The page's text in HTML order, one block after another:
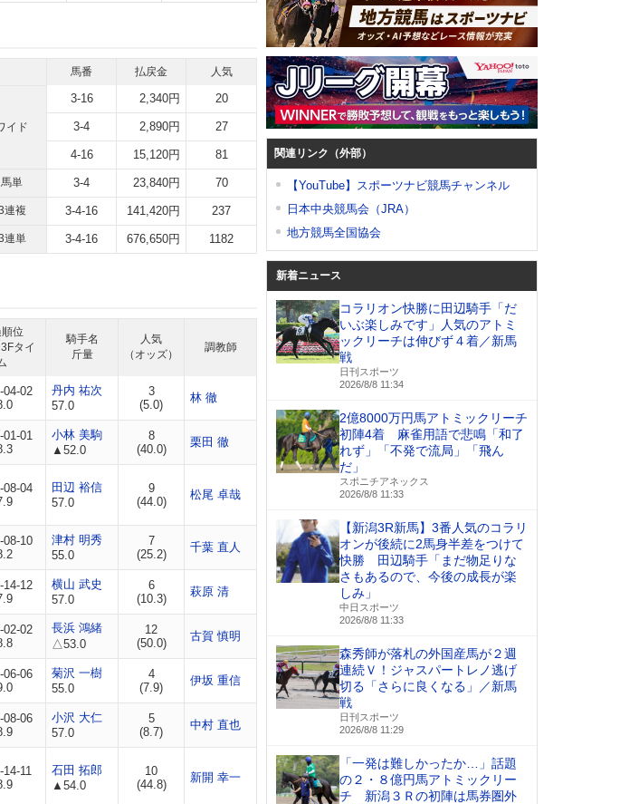
馬番 払戻金 人気
イド
3-16 2,340円 20
3-4 2,890円 27
4-16 15,120円 81
馬単 3-4 23,840円 70
連複 3-4-16 141,420円 237
連単 3-4-16 676,650円 1182
位
タイ
騎手名
斤量
人気
（オッズ）
調教師
04-02
丹内 祐次
57.0
3
(5.0)
林 徹
01-01
小林 美駒
▲52.0
8
(40.0)
栗田 徹
08-04
田辺 裕信
57.0
9
(44.0)
松尾 卓哉
08-10
津村 明秀
55.0
7
(25.2)
千葉 直人
14-12
横山 武史
57.0
6
(10.3)
萩原 清
02-02
長浜 鴻緒
△53.0
12
(50.0)
古賀 慎明
06-06
菊沢 一樹
55.0
4
(7.9)
伊坂 重信
08-06
小沢 大仁
57.0
5
(8.7)
中村 直也
14-11
石田 拓郎
▲54.0
10
(44.8)
新開 幸一
関連リンク（外部）
【YouTube】スポーツナビ競馬チャンネル
日本中央競馬会（JRA）
地方競馬全国協会
新着ニュース
コラリオン快勝に田辺騎手「だ
いぶ楽しみです」人気のアトミ
ックリーチは伸びず４着／新馬
戦
日刊スポーツ
2026/8/8 11:34
2億8000万円馬アトミックリーチ
初陣4着 麻雀用語で悲鳴「和了
れず」「不発で流局」「飛ん
だ」
スポニチアネックス
2026/8/8 11:33
【新潟3R新馬】3番人気のコラリ
オンが後続に2馬身半差をつけて
快勝 田辺騎手「まだ物足りな
さもあるので、今後の成長が楽
しみ」
中日スポーツ
2026/8/8 11:33
森秀師が落札の外国産馬が２週
連続Ｖ！ジャスパートレノ逃げ
切る「さらに良くなる」／新馬
戦
日刊スポーツ
2026/8/8 11:29
「一発は難しかったか…」話題
の２・８億円馬アトミックリー
チ 新潟３Ｒの初陣は馬券圏外